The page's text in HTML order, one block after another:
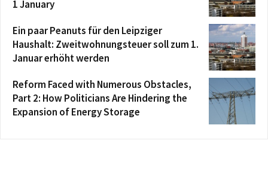
1 January
Ein paar Peanuts für den Leipziger
Haushalt: Zweitwohnungsteuer soll zum 1.
Januar erhöht werden
Reform Faced with Numerous Obstacles,
Part 2: How Politicians Are Hindering the
Expansion of Energy Storage